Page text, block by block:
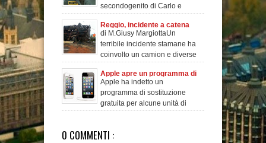
secondogenito di Carlo e
Reggio, incidente a catena
sull’A3: al momento 3 feriti.
di M.Giusy MargiottaUn
terribile incidente stamane ha
coinvolto un camion e diverse
Apple apre un programma di
riparazione gratuita
Apple ha indetto un
programma di sostituzione
gratuita per alcune unità di
0 COMMENTI :